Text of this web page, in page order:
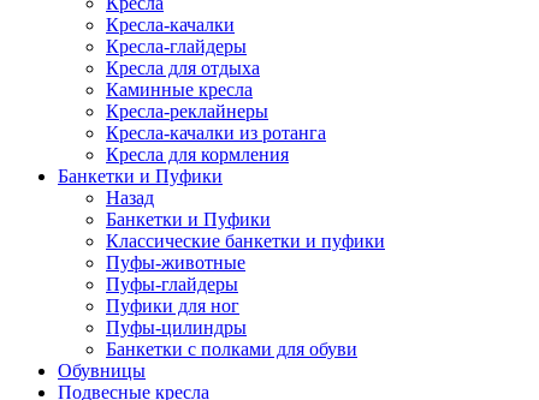
Кресла-качалки
Кресла-глайдеры
Кресла для отдыха
Каминные кресла
Кресла-реклайнеры
Кресла-качалки из ротанга
Кресла для кормления
Банкетки и Пуфики
Назад
Банкетки и Пуфики
Классические банкетки и пуфики
Пуфы-животные
Пуфы-глайдеры
Пуфики для ног
Пуфы-цилиндры
Банкетки с полками для обуви
Обувницы
Подвесные кресла